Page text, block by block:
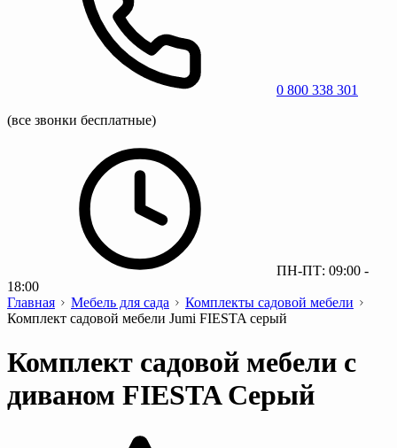
0 800 338 301
(все звонки бесплатные)
ПН-ПТ: 09:00 -
18:00
Главная
Мебель для сада
Комплекты садовой мебели
Комплект садовой мебели Jumi FIESTA серый
Комплект садовой мебели с
диваном FIESTA Серый